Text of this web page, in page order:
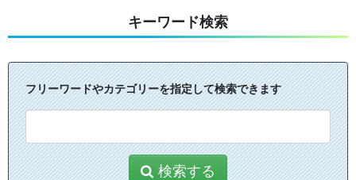
キーワード検索
フリーワードやカテゴリーを指定して検索できます
検索する